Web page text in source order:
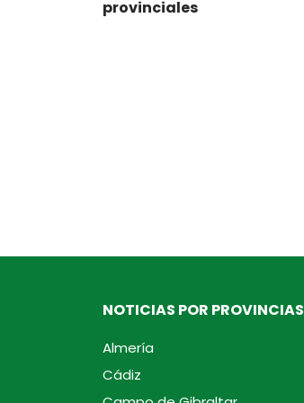
provinciales
NOTICIAS POR PROVINCIAS
Almería
Cádiz